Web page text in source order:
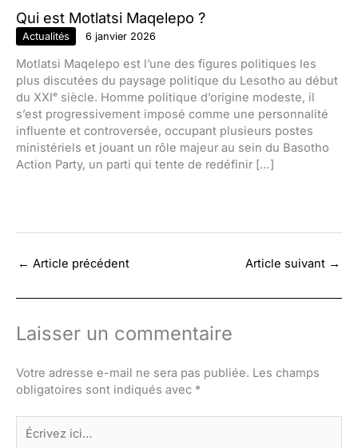
Qui est Motlatsi Maqelepo ?
Actualités 6 janvier 2026
Motlatsi Maqelepo est l’une des figures politiques les
plus discutées du paysage politique du Lesotho au début
du XXIᵉ siècle. Homme politique d’origine modeste, il
s’est progressivement imposé comme une personnalité
influente et controversée, occupant plusieurs postes
ministériels et jouant un rôle majeur au sein du Basotho
Action Party, un parti qui tente de redéfinir […]
← Article précédent Article suivant →
Laisser un commentaire
Votre adresse e-mail ne sera pas publiée. Les champs
obligatoires sont indiqués avec *
Écrivez
ici…